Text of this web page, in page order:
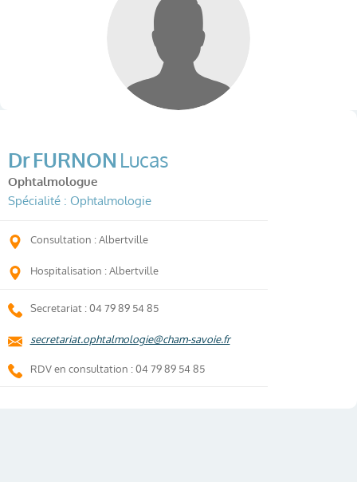
DrFURNON Lucas
Ophtalmologue
Spécialité : Ophtalmologie
Consultation : Albertville
Hospitalisation : Albertville
Secretariat : 04 79 89 54 85
secretariat.ophtalmologie@cham-savoie.fr
RDV en consultation : 04 79 89 54 85